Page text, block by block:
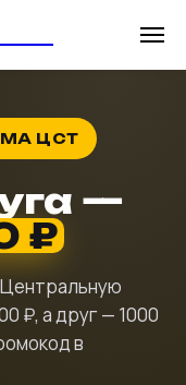
ЦСТ
—
₽
Центральную
₽, а друг — 1000
в